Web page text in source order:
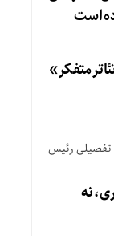
است
متفکر»
رئیس
نه